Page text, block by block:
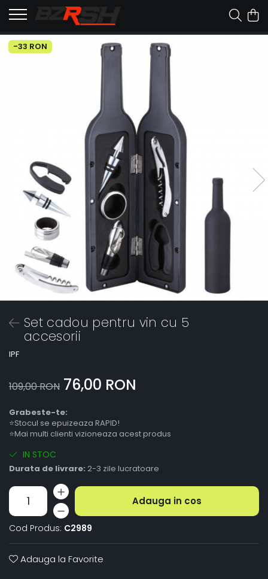
-33 RON
Set cadou pentru vin cu 5
accesorii
IPF
109,00 RON 76,00 RON
Grabeste-te:
⭐Stocul se epuizeaza RAPID!
⭐Mai multi clienti vizioneaza acest produs
IN STOC
Durata de livrare: 2-3 zile lucratoare
Adauga in cos
Cod Produs: C2989
Adauga la Favorite